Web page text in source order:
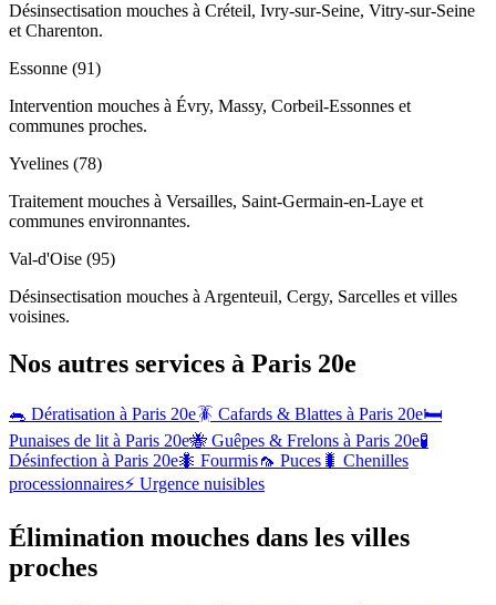
Désinsectisation mouches à Créteil, Ivry-sur-Seine, Vitry-sur-Seine
et Charenton.
Essonne (91)
Intervention mouches à Évry, Massy, Corbeil-Essonnes et
communes proches.
Yvelines (78)
Traitement mouches à Versailles, Saint-Germain-en-Laye et
communes environnantes.
Val-d'Oise (95)
Désinsectisation mouches à Argenteuil, Cergy, Sarcelles et villes
voisines.
Nos autres services à Paris 20e
🐀 Dératisation à Paris 20e🪳 Cafards & Blattes à Paris 20e🛏️
Punaises de lit à Paris 20e🐝 Guêpes & Frelons à Paris 20e🧪
Désinfection à Paris 20e🐜 Fourmis🦟 Puces 🐛 Chenilles
processionnaires⚡ Urgence nuisibles
Élimination mouches dans les villes
proches